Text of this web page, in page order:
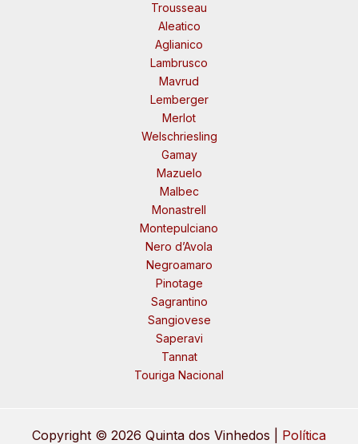
Trousseau
Aleatico
Aglianico
Lambrusco
Mavrud
Lemberger
Merlot
Welschriesling
Gamay
Mazuelo
Malbec
Monastrell
Montepulciano
Nero d’Avola
Negroamaro
Pinotage
Sagrantino
Sangiovese
Saperavi
Tannat
Touriga Nacional
Copyright © 2026 Quinta dos Vinhedos | Política